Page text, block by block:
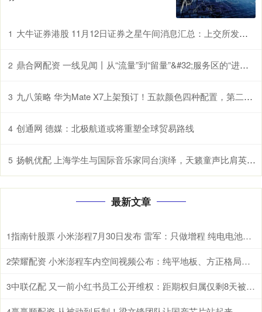
1 大牛证券港股 11月12日证券之星午间消息汇总：上交所发声！优化发行上市、再融资、并购重组等关键制度
2 鼎合网配资 一线见闻丨从“流量”到“留量”&#32;服务区的“进阶之路”
3 九八策略 华为Mate X7上架预订！五款颜色四种配置，第二代红枫影像
4 创通网 德媒：北极航道或将重塑全球贸易路线
5 扬帆优配 上海学生与国际音乐家同台演绎，天籁童声比肩英国最高水平合唱团
最新文章
1 指南针股票 小米澎程7月30日发布 雷军：只做增程 纯电电池太重
2 荣耀配资 小米澎程车内空间视频公布：纯平地板、方正格局、超长滑轨
3 中联亿配 又一前小红书员工公开维权：距期权归属仅剩8天被解除劳动合同